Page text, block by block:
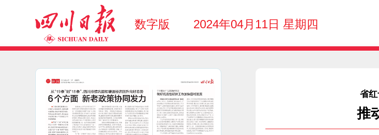
数字版 2024年04月11日 星期四
省
推